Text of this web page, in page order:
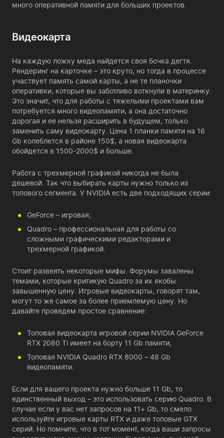
много оперативной памяти для больших проектов.
Видеокарта
На каждую ложку меда найдется своя бочка дегтя.
Рендеринг на карточке – это круто, но тогда в процессе
участвует память самой карты, а не те планочки
оперативки, которые вы заботливо воткнули в материнку.
Это значит, что для работы с тяжелыми проектами вам
потребуется много видеопамяти, а она достаточно
дорогая и ее нельзя расширить в будущем, только
заменить саму видеокарту. Цена 1 планки памяти на 16
Gb колеблется в районе 150$, а новая видеокарта
обойдется в 1500-2000$ и больше.
Работа с трехмерной графикой никогда не была
дешевой. Так что выбирать карты нужно только из
топового сегмента. У NVIDIA есть две подходящих серии:
GeForce – игровая;
Quadro – профессиональная для работы со
сложными графическими редакторами и
трехмерной графикой.
Стоит развеять некоторые мифы. Форумы завалены
темами, которые критикую Quadro за их якобы
завышенную цену. Игровые видеокарты, говорят там,
могут то же самое за более приемлемую цену. Но
давайте проведем простое сравнение:
Топовая видеокарта игровой серии NVIDIA GeForce
RTX 2080 Ti имеет на борту 11 Gb памяти;
Топовая NVIDIA Quadro RTX 8000 – 48 Gb
видеопамяти.
Если для вашего проекта нужно больше 11 Gb, то
единственный выход – это использовать серию Quadro. В
случае если у вас нет запросов на 11+ Gb, то смело
используйте игровые карты RTX и даже топовые GTX
серий. Но помните, что в тот момент, когда ваши запросы